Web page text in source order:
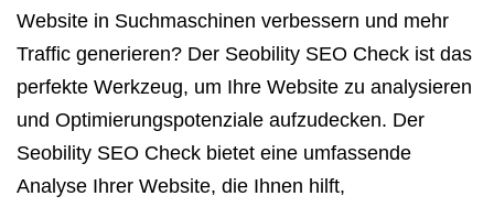
Website in Suchmaschinen verbessern und mehr
Traffic generieren? Der Seobility SEO Check ist das
perfekte Werkzeug, um Ihre Website zu analysieren
und Optimierungspotenziale aufzudecken. Der
Seobility SEO Check bietet eine umfassende
Analyse Ihrer Website, die Ihnen hilft,